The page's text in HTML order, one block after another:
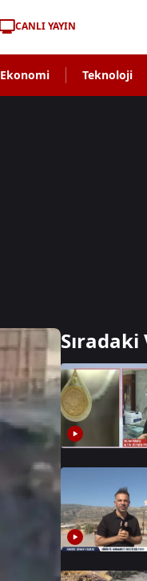
CANLI YAYIN
Ekonomi Teknoloji